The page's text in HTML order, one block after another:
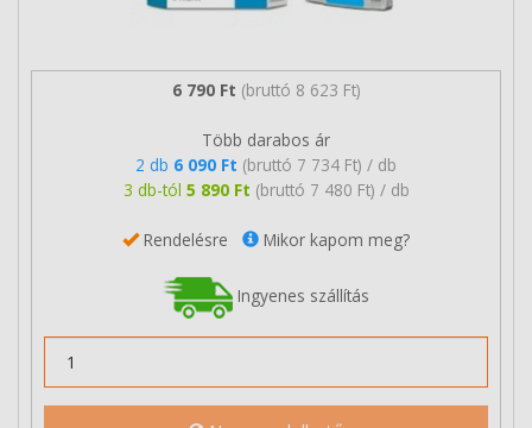
6 790 Ft (bruttó 8 623 Ft)
Több darabos ár
2 db 6 090 Ft (bruttó 7 734 Ft) / db
3 db-tól 5 890 Ft (bruttó 7 480 Ft) / db
Rendelésre Mikor kapom meg?
Ingyenes szállítás